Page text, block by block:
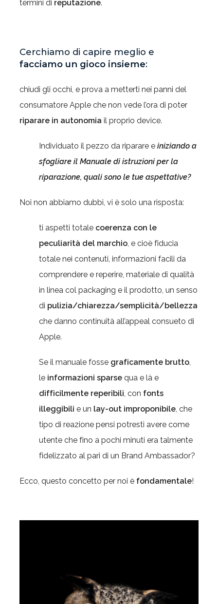
termini di reputazione.
Cerchiamo di capire meglio e
facciamo un gioco insieme:
chiudi gli occhi, e prova a metterti nei panni del
consumatore Apple che non vede l’ora di poter
riparare in autonomia il proprio device.
Individuato il pezzo da riparare e iniziando a
sfogliare il Manuale di istruzioni per la
riparazione, quali sono le tue aspettative?
Noi non abbiamo dubbi, vi è solo una risposta:
ti aspetti totale coerenza con le
peculiarità del marchio, e cioè fiducia
totale nei contenuti, informazioni facili da
comprendere e reperire, materiale di qualità
in linea col packaging e il prodotto, un senso
di pulizia/chiarezza/semplicità/bellezza
che danno continuità all’appeal consueto di
Apple.
Se il manuale fosse graficamente brutto,
le informazioni sparse qua e là e
difficilmente reperibili, con fonts
illeggibili e un lay-out improponibile, che
tipo di reazione pensi potresti avere come
utente che fino a pochi minuti era talmente
fidelizzato al pari di un Brand Ambassador?
Ecco, questo concetto per noi è fondamentale!